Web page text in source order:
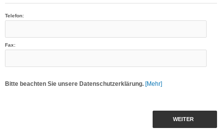
Telefon:
Fax:
Bitte beachten Sie unsere Datenschutzerklärung. [Mehr]
WEITER